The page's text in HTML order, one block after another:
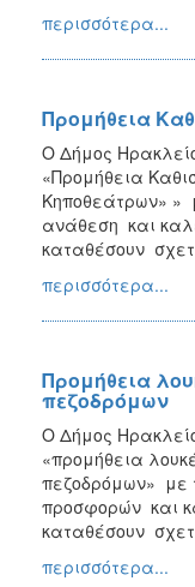
περισσότερα...
Προμήθεια
Ο Δήμος
«Προμήθεια
Κηποθεάτρων» »
ανάθεση και
καταθέσουν
περισσότερα...
Προμήθεια
πεζοδρόμων
Ο Δήμος
«προμήθεια
πεζοδρόμων» με
προσφορών και
καταθέσουν
περισσότερα...